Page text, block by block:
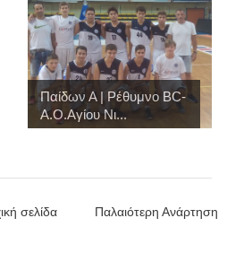
Παίδων Α | Ρέθυμνο BC-
Α.Ο.Αγίου Νι...
Παλαιότερη Ανάρτηση
σελίδα